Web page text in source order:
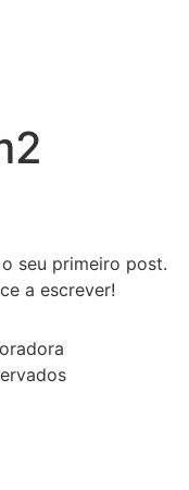
seu primeiro post.
a escrever!